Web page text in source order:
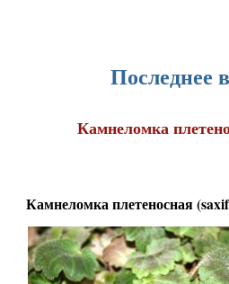
Последнее
Камнеломка
Камнеломка плетеносная